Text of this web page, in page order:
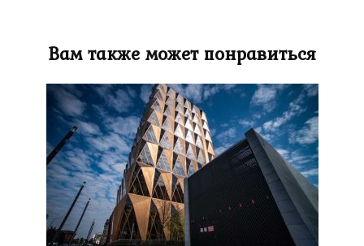
Вам также может понравиться